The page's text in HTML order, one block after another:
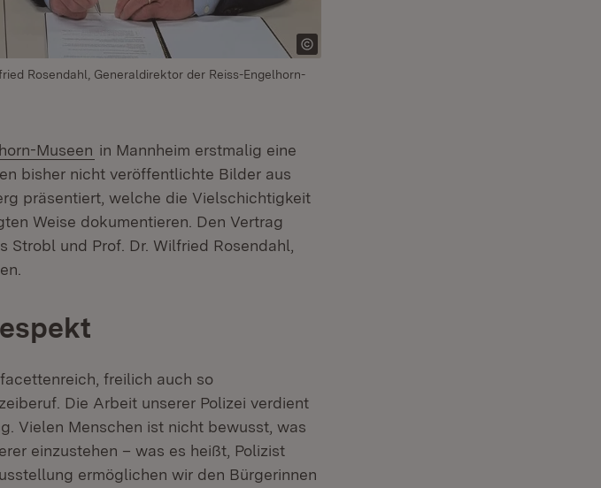
Rosendahl, Generaldirektor der Reiss-Engelhorn-
Museen (Öffnet in neuem Fenster)
in Mannheim erstmalig eine
Fenster)
bisher nicht veröffentlichte Bilder aus
präsentiert, welche die Vielschichtigkeit
Weise dokumentieren. Den Vertrag
Strobl und Prof. Dr. Wilfried Rosendahl,
freilich auch so
Die Arbeit unserer Polizei verdient
Vielen Menschen ist nicht bewusst, was
einzustehen – was es heißt, Polizist
ermöglichen wir den Bürgerinnen